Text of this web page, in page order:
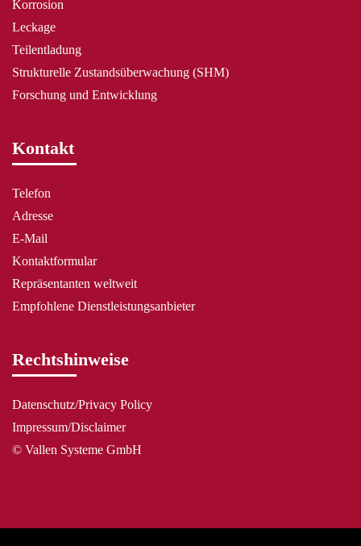
Korrosion
Leckage
Teilentladung
Strukturelle Zustandsüberwachung (SHM)
Forschung und Entwicklung
Kontakt
Telefon
Adresse
E-Mail
Kontaktformular
Repräsentanten weltweit
Empfohlene Dienstleistungsanbieter
Rechtshinweise
Datenschutz/Privacy Policy
Impressum/Disclaimer
© Vallen Systeme GmbH